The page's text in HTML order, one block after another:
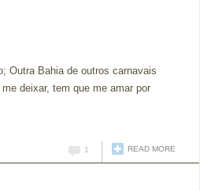
Outra Bahia de outros carnavais
deixar, tem que me amar por
READ MORE
1